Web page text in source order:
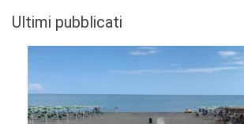
Ultimi pubblicati